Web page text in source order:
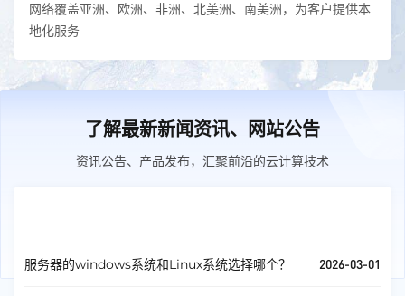
网络覆盖亚洲、欧洲、非洲、北美洲、南美洲，为客户提供本
地化服务
了解最新新闻资讯、网站公告
资讯公告、产品发布，汇聚前沿的云计算技术
服务器的windows系统和Linux系统选择哪个？ 2026-03-01